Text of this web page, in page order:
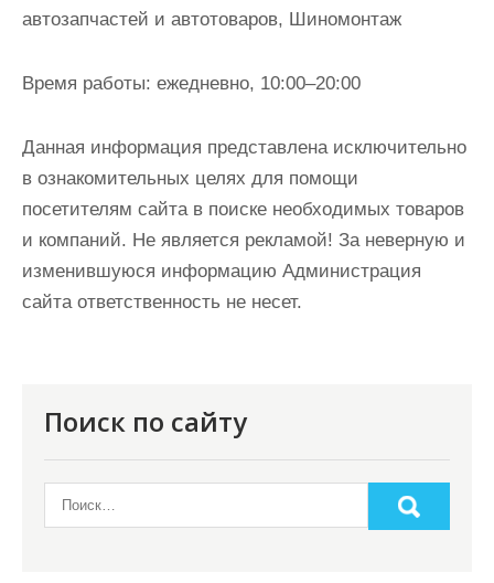
автозапчастей и автотоваров, Шиномонтаж
Время работы: ежедневно, 10:00–20:00
Данная информация представлена исключительно
в ознакомительных целях для помощи
посетителям сайта в поиске необходимых товаров
и компаний. Не является рекламой! За неверную и
изменившуюся информацию Администрация
сайта ответственность не несет.
Поиск по сайту